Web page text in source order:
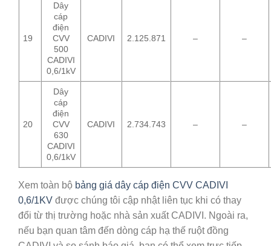
19
Dây
cáp
điện
CVV
500
CADIVI
0,6/1kV
CADIVI 2.125.871 – –
20
Dây
cáp
điện
CVV
630
CADIVI
0,6/1kV
CADIVI 2.734.743 – –
Xem toàn bộ bảng giá dây cáp điện CVV CADIVI
0,6/1KV được chúng tôi cập nhật liên tục khi có thay
đổi từ thị trường hoặc nhà sản xuất CADIVI. Ngoài ra,
nếu bạn quan tâm đến dòng cáp hạ thế ruột đồng